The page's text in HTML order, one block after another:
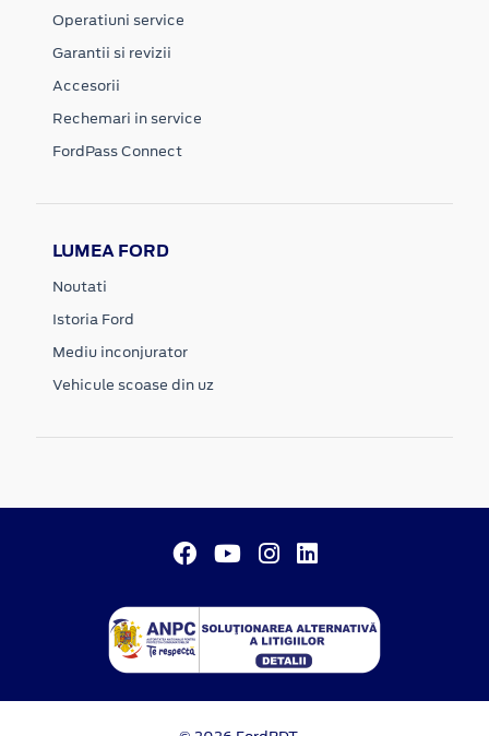
Operatiuni service
Garantii si revizii
Accesorii
Rechemari in service
FordPass Connect
LUMEA FORD
Noutati
Istoria Ford
Mediu inconjurator
Vehicule scoase din uz